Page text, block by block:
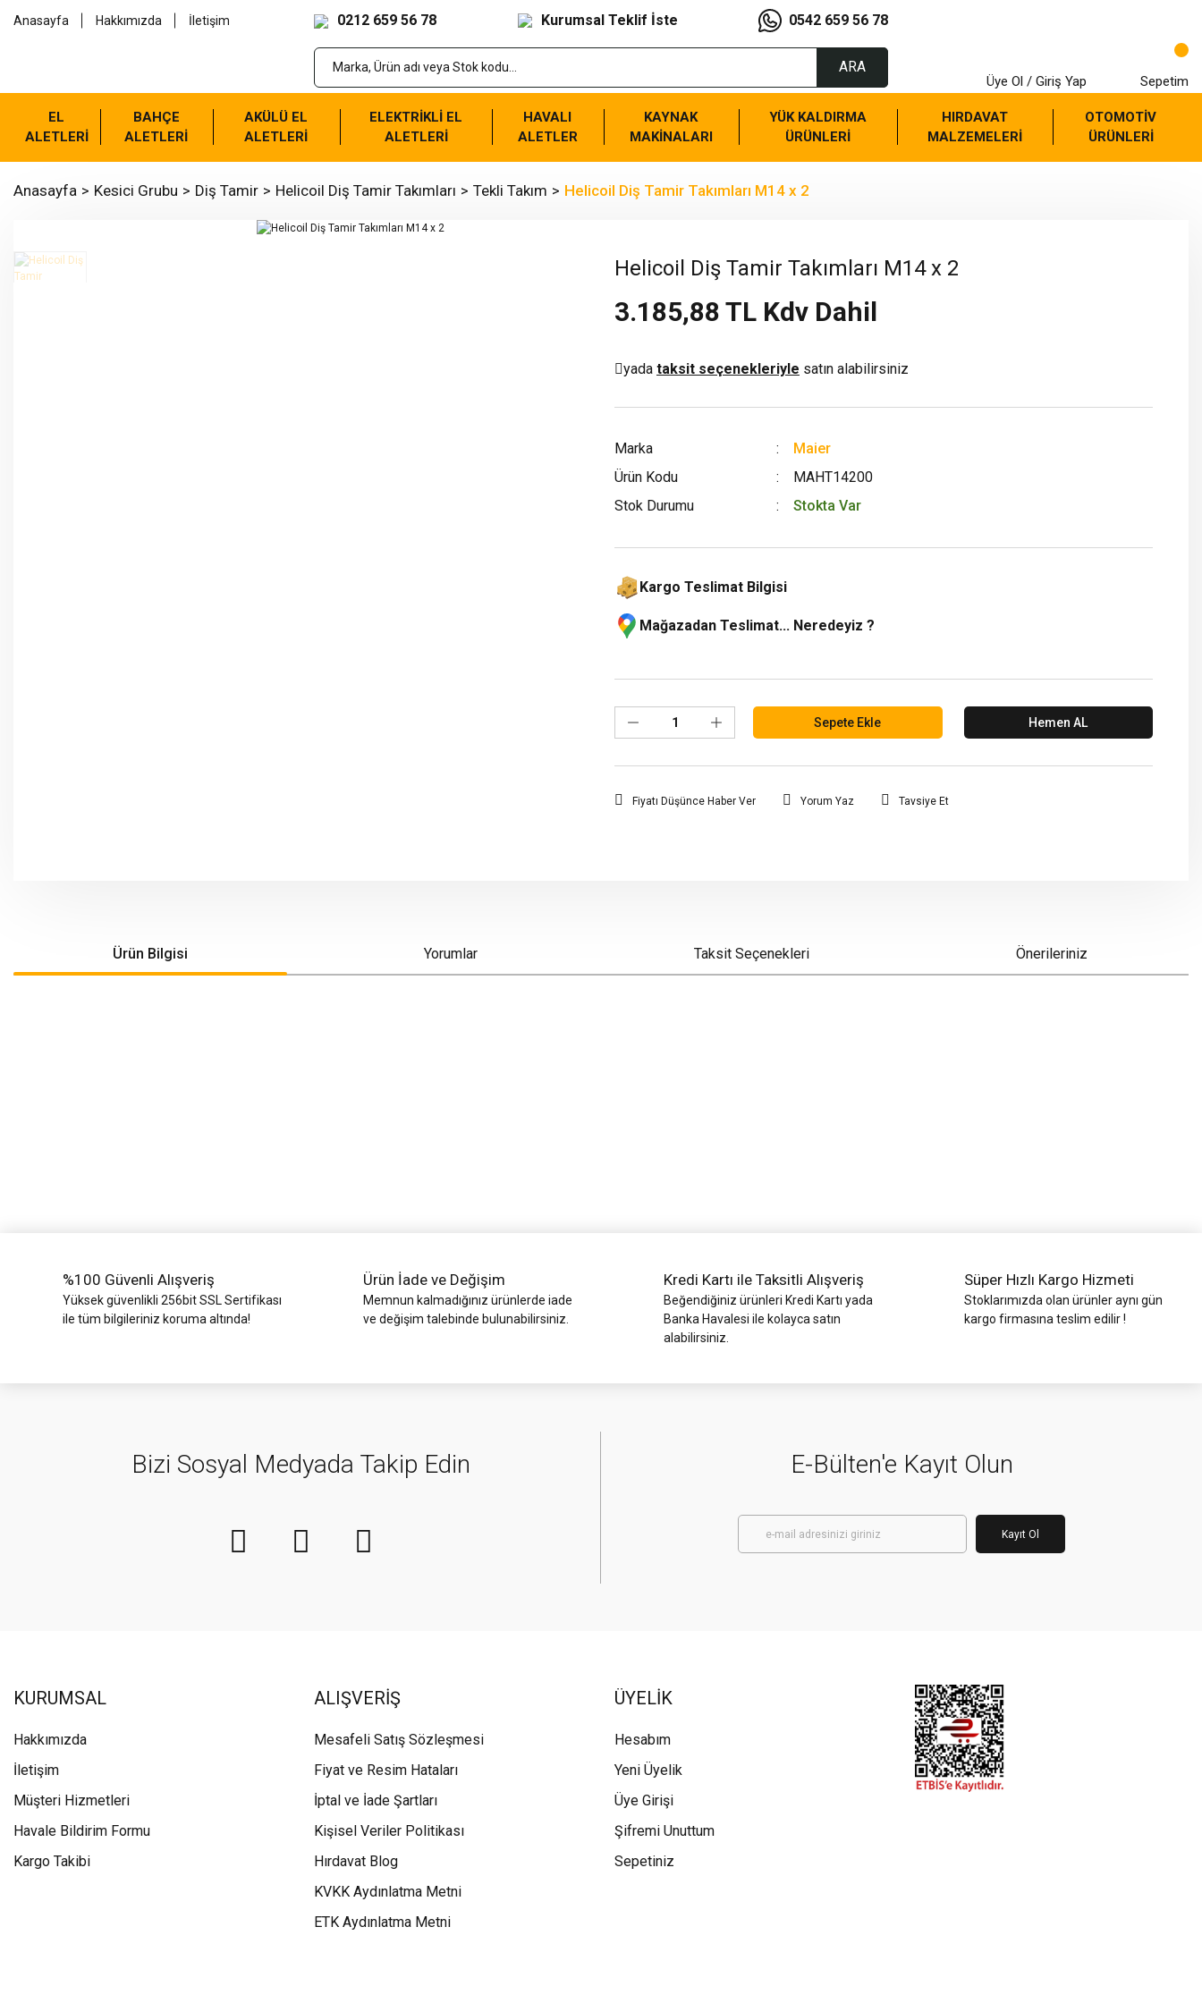
Anasayfa Hakkımızda İletişim 0212 659 56 78 Kurumsal Teklif İste 0542 659 56 78
ARA
Üye Ol / Giriş Yap Sepetim
EL
ALETLERİ
BAHÇE
ALETLERİ
AKÜLÜ EL
ALETLERİ
ELEKTRİKLİ EL
ALETLERİ
HAVALI
ALETLER
KAYNAK
MAKİNALARI
YÜK KALDIRMA
ÜRÜNLERİ
HIRDAVAT
MALZEMELERİ
OTOMOTİV
ÜRÜNLERİ
Anasayfa Kesici Grubu Diş Tamir Helicoil Diş Tamir Takımları Tekli Takım Helicoil Diş Tamir Takımları M14 x 2
Helicoil Diş Tamir Takımları M14 x 2
3.185,88 TL Kdv Dahil
yada taksit seçenekleriyle satın alabilirsiniz
Marka
Maier
Ürün Kodu
MAHT14200
Stok Durumu
Stokta Var
Kargo Teslimat Bilgisi
Mağazadan Teslimat... Neredeyiz ?
Sepete Ekle Hemen AL
Fiyatı Düşünce Haber Ver Yorum Yaz Tavsiye Et
Ürün Bilgisi Yorumlar Taksit Seçenekleri Önerileriniz
%100 Güvenli Alışveriş
Yüksek güvenlikli 256bit SSL Sertifikası
ile tüm bilgileriniz koruma altında!
Ürün İade ve Değişim
Memnun kalmadığınız ürünlerde iade
ve değişim talebinde bulunabilirsiniz.
Kredi Kartı ile Taksitli Alışveriş
Beğendiğiniz ürünleri Kredi Kartı yada
Banka Havalesi ile kolayca satın
alabilirsiniz.
Süper Hızlı Kargo Hizmeti
Stoklarımızda olan ürünler aynı gün
kargo firmasına teslim edilir !
Bizi Sosyal Medyada Takip Edin E-Bülten'e Kayıt Olun
Kayıt Ol
KURUMSAL
Hakkımızda
İletişim
Müşteri Hizmetleri
Havale Bildirim Formu
Kargo Takibi
ALIŞVERİŞ
Mesafeli Satış Sözleşmesi
Fiyat ve Resim Hataları
İptal ve İade Şartları
Kişisel Veriler Politikası
Hırdavat Blog
KVKK Aydınlatma Metni
ETK Aydınlatma Metni
ÜYELİK
Hesabım
Yeni Üyelik
Üye Girişi
Şifremi Unuttum
Sepetiniz